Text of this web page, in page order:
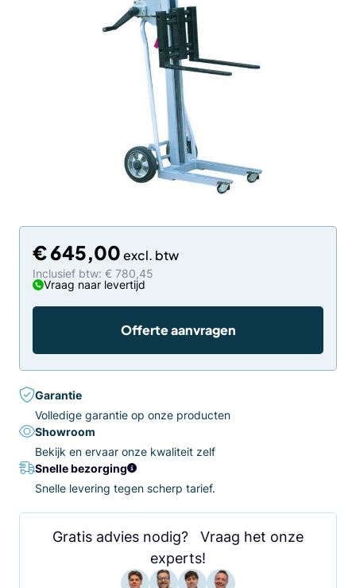
€645,00
Inclusief btw: € 780,45
Vraag naar levertijd
Offerte aanvragen
Garantie
Volledige garantie op onze producten
Showroom
Bekijk en ervaar onze kwaliteit zelf
Snelle bezorging
Snelle levering tegen scherp tarief.
Gratis advies nodig? Vraag het onze
experts!